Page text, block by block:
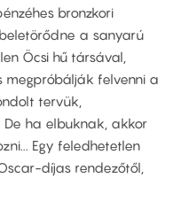
bronzkori
a sanyarú
Öcsi hű társával,
felvenni a
tervük,
ha elbuknak, akkor
Egy feledhetetlen
díjas rendezőtől,